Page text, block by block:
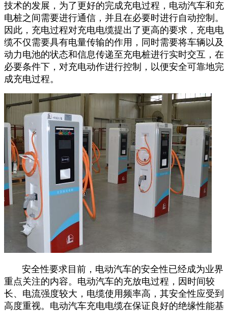
技术的发展，为了更好的完成充电过程，电动汽车和充
电桩之间需要进行通信，并且在必要时进行自动控制。
因此，充电过程对充电电缆提出了更高的要求，充电电
缆不仅需要具有电量传输的作用，同时需要将车辆以及
动力电池的状态和信息传递至充电桩进行实时交互，在
必要条件下，对充电动作进行控制，以便安全可靠地完
成充电过程。
安全性要求目前，电动汽车的安全性已经成为业界
重点关注的内容。电动汽车的充放电过程，因时间较
长、电流强度较大，电缆使用频率高，其安全性应受到
高度重视。电动汽车充电电缆在保证良好的绝缘性能基